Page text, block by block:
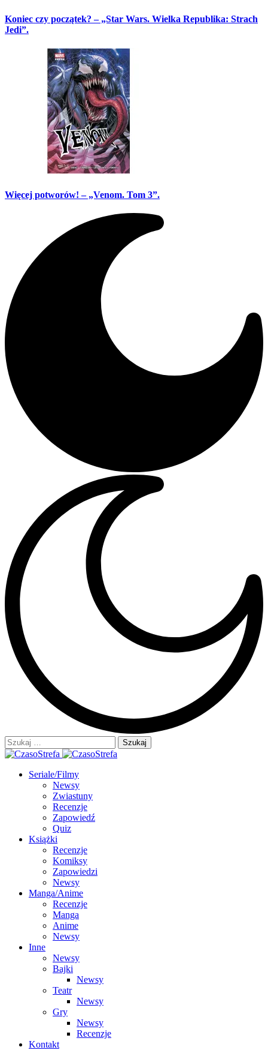
Koniec czy początek? – „Star Wars. Wielka Republika: Strach
Jedi”.
Więcej potworów! – „Venom. Tom 3”.
Szukaj:
Seriale/Filmy
Newsy
Zwiastuny
Recenzje
Zapowiedź
Quiz
Książki
Recenzje
Komiksy
Zapowiedzi
Newsy
Manga/Anime
Recenzje
Manga
Anime
Newsy
Inne
Newsy
Bajki
Newsy
Teatr
Newsy
Gry
Newsy
Recenzje
Kontakt